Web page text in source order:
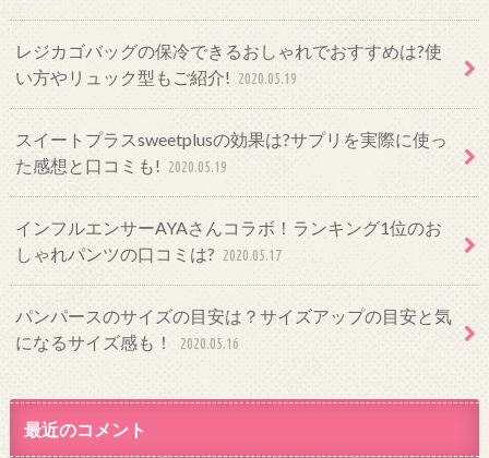
レジカゴバッグの保冷できるおしゃれでおすすめは?使
い方やリュック型もご紹介!
2020.05.19
スイートプラスsweetplusの効果は?サプリを実際に使っ
た感想と口コミも!
2020.05.19
インフルエンサーAYAさんコラボ！ランキング1位のお
しゃれパンツの口コミは? 2020.05.17
パンパースのサイズの目安は？サイズアップの目安と気
になるサイズ感も！
2020.05.16
最近のコメント